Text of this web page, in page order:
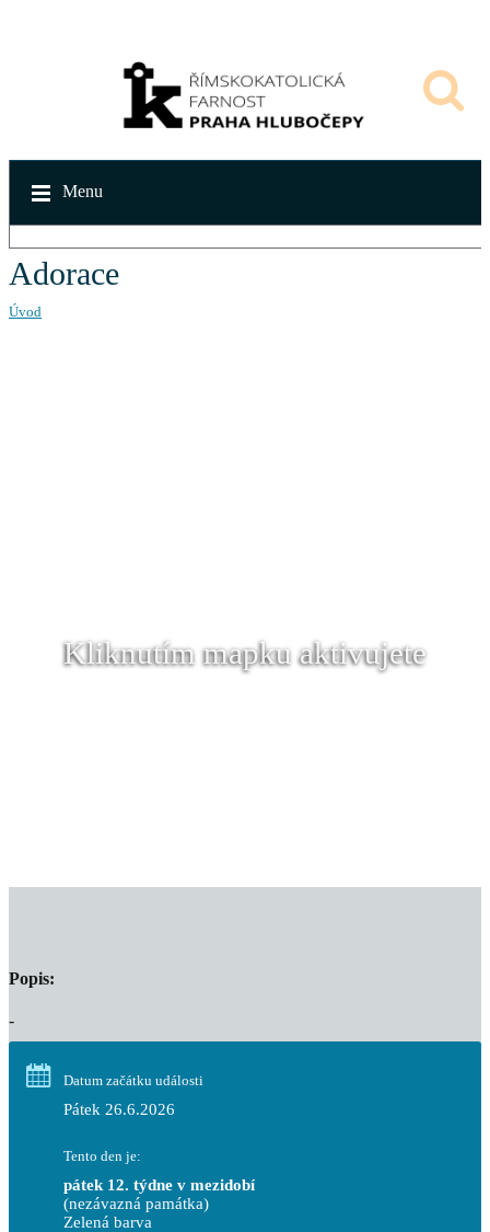
Menu
Adorace
Úvod
Kliknutím mapku aktivujete
Popis:
-
Datum začátku události
Pátek 26.6.2026
Tento den je:
pátek 12. týdne v mezidobí
(nezávazná památka)
Zelená barva